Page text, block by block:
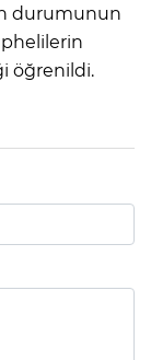
durumunun
öğrenildi.